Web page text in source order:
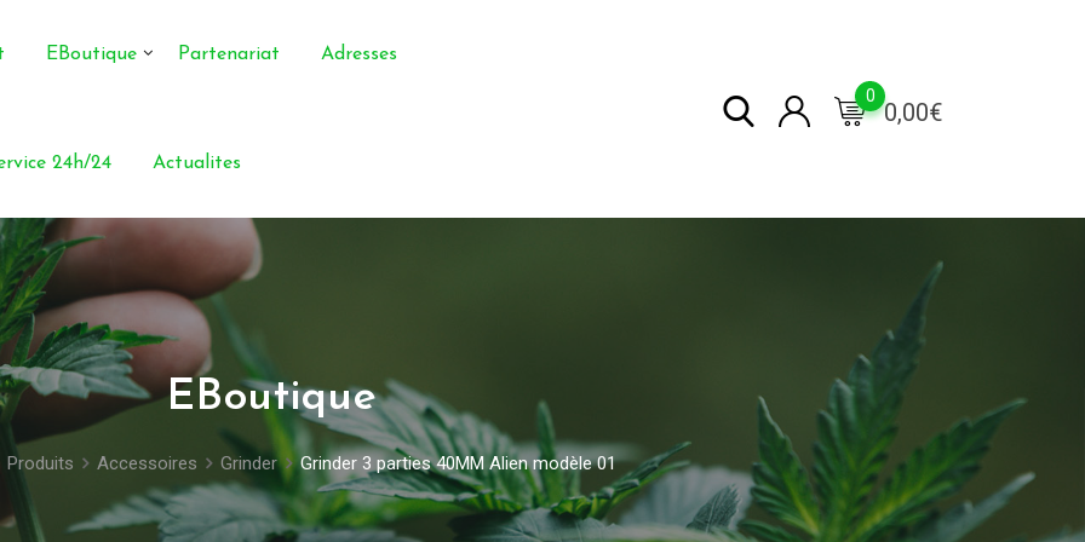
EBoutique Partenariat Adresses
24h/24 Actualites
0,00€
0
EBoutique
Produits Accessoires Grinder Grinder 3 parties 40MM Alien modèle 01